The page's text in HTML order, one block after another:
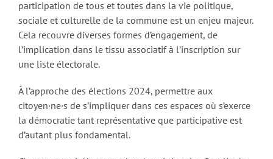
participation de tous et toutes dans la vie politique,
sociale et culturelle de la commune est un enjeu majeur.
Cela recouvre diverses formes d’engagement, de
l’implication dans le tissu associatif à l’inscription sur
une liste électorale.
À l’approche des élections 2024, permettre aux
citoyen·ne·s de s’impliquer dans ces espaces où s’exerce
la démocratie tant représentative que participative est
d’autant plus fondamental.